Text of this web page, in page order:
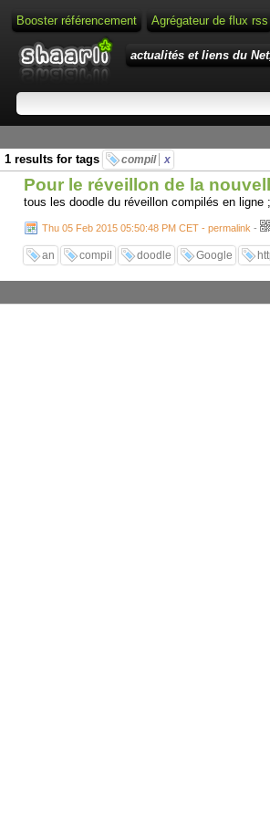
Booster référencement Agrégateur de flux rss
actualités et liens du
1 results for tags
compil x
Pour le réveillon de la
tous les doodle du réveillon compilés en ligne
Thu 05 Feb 2015 05:50:48 PM CET - permalink -
an compil doodle Google